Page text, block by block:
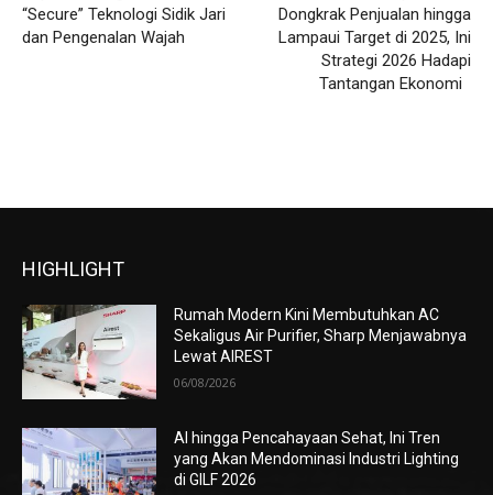
“Secure” Teknologi Sidik Jari
dan Pengenalan Wajah
Dongkrak Penjualan hingga
Lampaui Target di 2025, Ini
Strategi 2026 Hadapi
Tantangan Ekonomi
HIGHLIGHT
Rumah Modern Kini Membutuhkan AC
Sekaligus Air Purifier, Sharp Menjawabnya
Lewat AIREST
06/08/2026
AI hingga Pencahayaan Sehat, Ini Tren
yang Akan Mendominasi Industri Lighting
di GILF 2026